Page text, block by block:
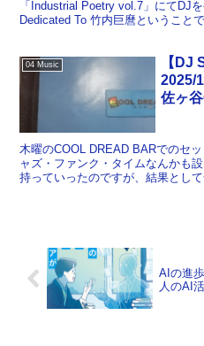
「Industrial Poetry vol.7」にてDJ
Dedicated To 竹内巨麿ということ
04 Music
【DJ
2025/
佐ヶ
木曜のCOOL DREAD BARでのセ
ャズ・ファンク・タイムなんかも
持っていったのですが、結果とし
AIの進
人のAI